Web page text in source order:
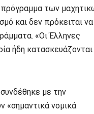
των
και δεν πρόκειται να
«Οι Έλληνες
ήδη κατασκευάζονται
με την
«σημαντικά νομικά